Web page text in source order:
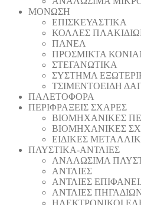
ΜΟΝΩΣΗ
ΕΠΙΣΚΕΥΑΣΤΙΚΑ
ΚΟΛΛΕΣ
ΠΑΝΕΛ
ΠΡΟΣΜΙΚΤΑ
ΣΤΕΓΑΝΩΤΙΚΑ
ΣΥΣΤΗΜΑ
ΤΣΙΜΕΝΤΟΕΙΔΗ
ΠΑΛΕΤΟΦΟΡΑ
ΠΕΡΙΦΡΑΞΕΙΣ ΣΧΑΡΕΣ
ΒΙΟΜΗΧΑΝΙΚΕΣ
ΒΙΟΜΗΧΑΝΙΚΕΣ
ΕΙΔΙΚΕΣ
ΠΛΥΣΤΙΚΑ-ΑΝΤΛΙΕΣ
ΑΝΑΛΩΣΙΜΑ
ΑΝΤΛΙΕΣ
ΑΝΤΛΙΕΣ
ΑΝΤΛΙΕΣ
ΗΛΕΚΤΡΟΝΙΚΟΙ